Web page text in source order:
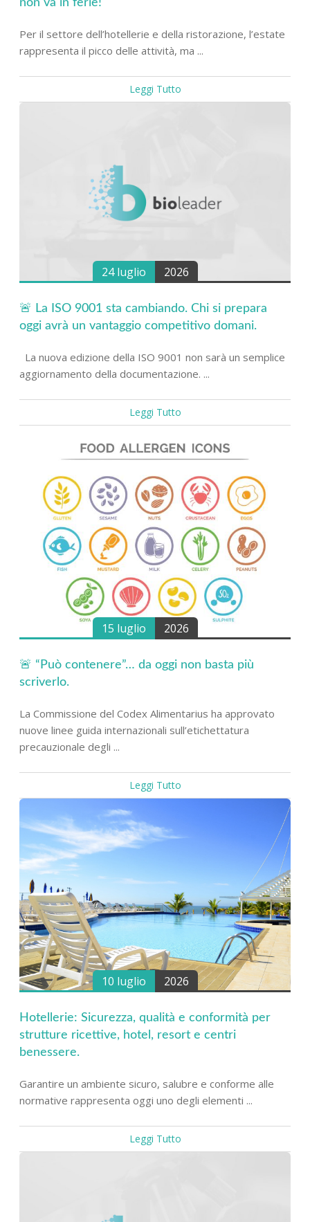
non va in ferie!
Per il settore dell’hotellerie e della ristorazione, l’estate
rappresenta il picco delle attività, ma ...
Leggi Tutto
24 luglio 2026
🚨 La ISO 9001 sta cambiando. Chi si prepara
oggi avrà un vantaggio competitivo domani.
La nuova edizione della ISO 9001 non sarà un semplice
aggiornamento della documentazione. ...
Leggi Tutto
15 luglio 2026
🚨 “Può contenere”… da oggi non basta più
scriverlo.
La Commissione del Codex Alimentarius ha approvato
nuove linee guida internazionali sull’etichettatura
precauzionale degli ...
Leggi Tutto
10 luglio 2026
Hotellerie: Sicurezza, qualità e conformità per
strutture ricettive, hotel, resort e centri
benessere.
Garantire un ambiente sicuro, salubre e conforme alle
normative rappresenta oggi uno degli elementi ...
Leggi Tutto